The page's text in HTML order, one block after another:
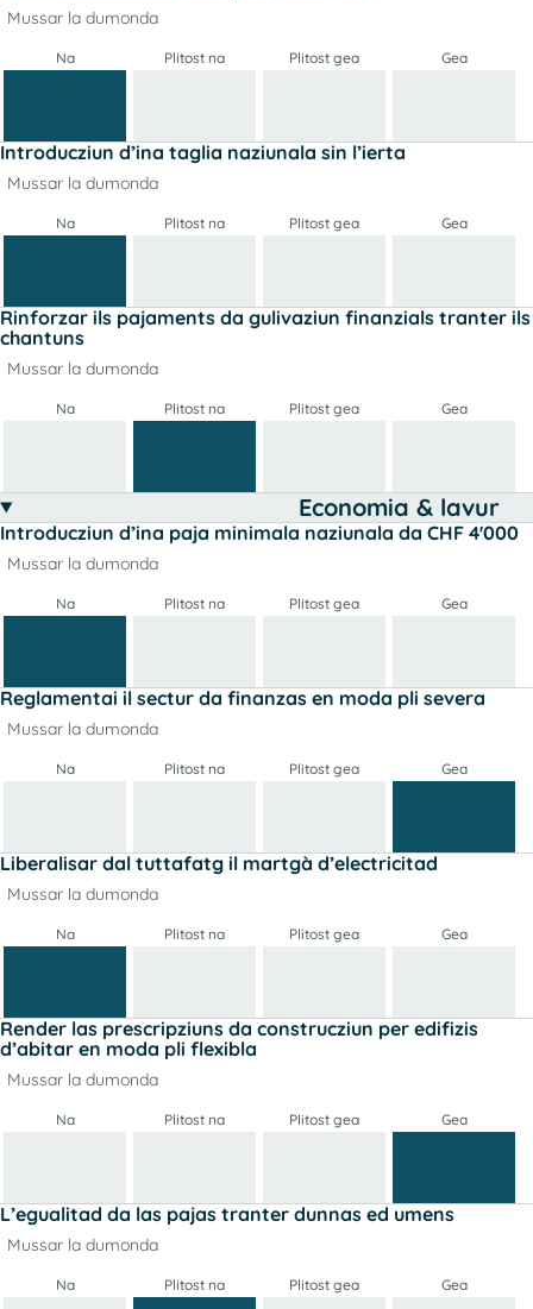
Mussar la dumonda
Na Plitost na Plitost gea Gea
Introducziun d’ina taglia naziunala sin l’ierta
Mussar la dumonda
Na Plitost na Plitost gea Gea
Rinforzar ils pajaments da gulivaziun finanzials tranter ils
chantuns
Mussar la dumonda
Na Plitost na Plitost gea Gea
Economia & lavur
Introducziun d’ina paja minimala naziunala da CHF 4'000
Mussar la dumonda
Na Plitost na Plitost gea Gea
Reglamentai il sectur da finanzas en moda pli severa
Mussar la dumonda
Na Plitost na Plitost gea Gea
Liberalisar dal tuttafatg il martgà d’electricitad
Mussar la dumonda
Na Plitost na Plitost gea Gea
Render las prescripziuns da construcziun per edifizis
d’abitar en moda pli flexibla
Mussar la dumonda
Na Plitost na Plitost gea Gea
L’egualitad da las pajas tranter dunnas ed umens
Mussar la dumonda
Na Plitost na Plitost gea Gea